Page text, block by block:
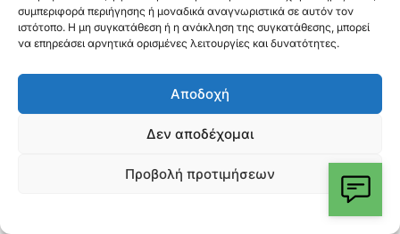
συμπεριφορά περιήγησης ή μοναδικά αναγνωριστικά σε αυτόν τον
ιστότοπο. Η μη συγκατάθεση ή η ανάκληση της συγκατάθεσης, μπορεί
να επηρεάσει αρνητικά ορισμένες λειτουργίες και δυνατότητες.
Αποδοχή
Δεν αποδέχομαι
Προβολή προτιμήσεων
Αυτά θα πρέπει να περιλαμβάνουν,
μεταξύ άλλων προτεραιοτήτων, μια
νομοθετική πρωτοβουλία για την
απλοποίηση των διαδικασιών
αδειοδότησης αγροτικών έργων, ως
μέρος μιας ευρύτερης επανεξέτασης του
πλαισίου της ενωσιακής νομοθεσίας για